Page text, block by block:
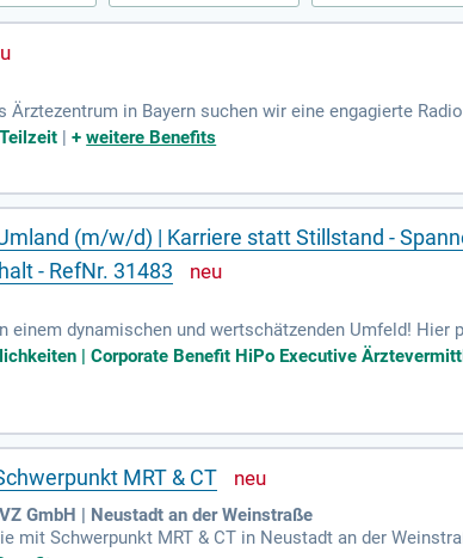
in Bayern suchen wir eine engagierte
Untersuchungen jährlich durch, mit einem Fokus auf
die fachärztliche Befundung in einem
MRT-Untersuchungen verantwortlich. Der
Teil unserer dynamischen Praxis und gestalte die
|+weitere Benefits
(m/w/d) | Karriere statt Stillstand -
- RefNr. 31483
dynamischen und wertschätzenden Umfeld! Hier
Sie die Sicherheit eines etablierten Trägers und
Arbeiten im ambulanten und klinischen Bereich,
Qualität fördert – Ihre Karriere wartet auf Sie!
| Corporate Benefit HiPo Executive
MRT & CT
GmbH | Neustadt an der Weinstraße
mit Schwerpunkt MRT & CT in Neustadt an der